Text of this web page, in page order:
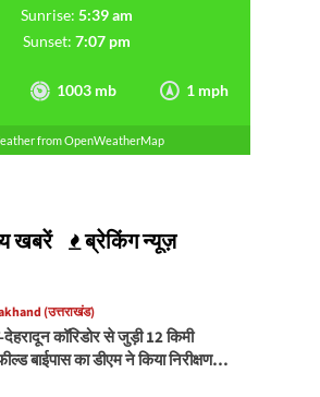
1003 mb 1 mph
Sunrise: 5:39 am
Sunset: 7:07 pm
from OpenWeatherMap
खबरें ब्रेकिंग न्यूज़
(उत्तराखंड)
देहरादून कॉरिडोर से जुड़ी 12 किमी
बाईपास का डीएम ने किया निरीक्षण…